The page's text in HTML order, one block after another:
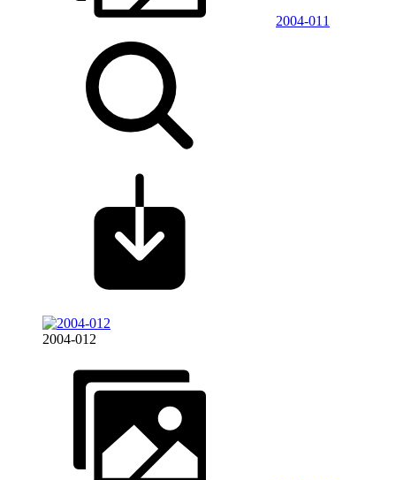
2004-011
2004-012